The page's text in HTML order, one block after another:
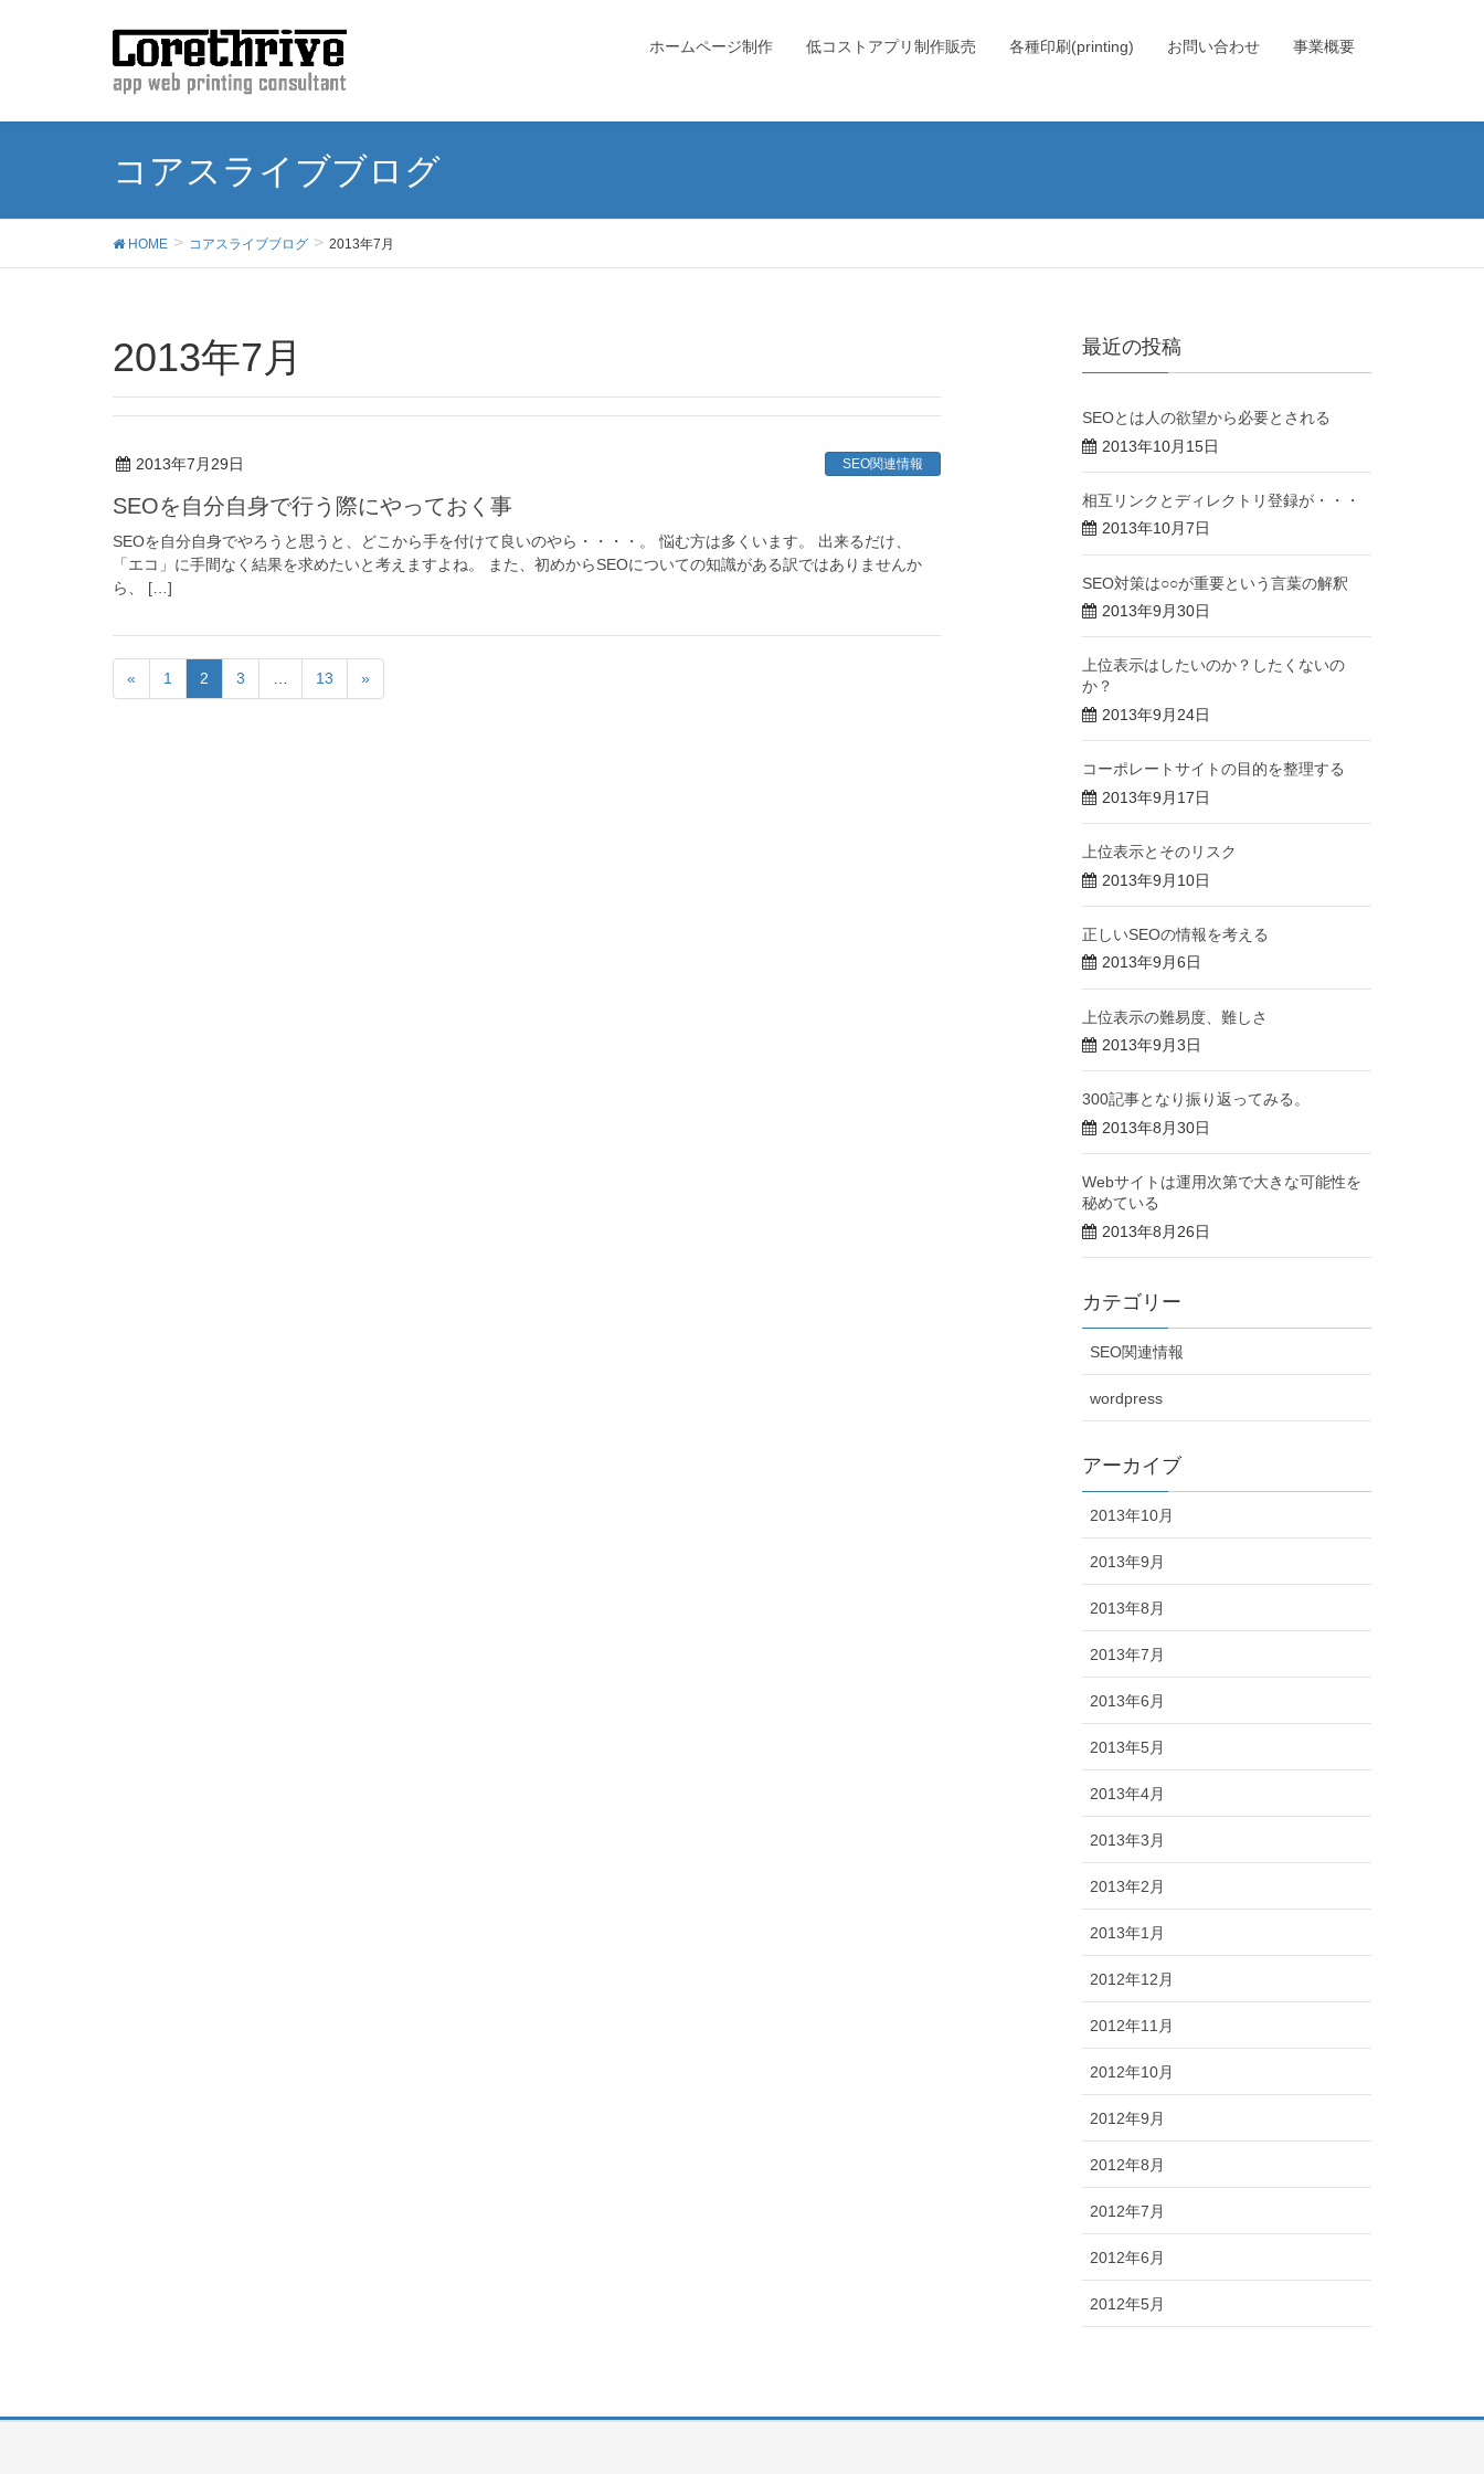
ホームページ制作 低コストアプリ制作販売 各種印刷(printing) お問い合わせ 事業概要
コアスライブブログ
HOME コアスライブブログ 2013年7月
2013年7月
2013年7月29日 SEO関連情報
SEOを自分自身で行う際にやっておく事
SEOを自分自身でやろうと思うと、どこから手を付けて良いのやら・・・・。 悩む方は多くいます。 出来るだけ、
「エコ」に手間なく結果を求めたいと考えますよね。 また、初めからSEOについての知識がある訳ではありませんか
ら、 […]
« 1 2 3 13 »
最近の投稿
SEOとは人の欲望から必要とされる
2013年10月15日
相互リンクとディレクトリ登録が・・・
2013年10月7日
SEO対策は○○が重要という言葉の解釈
2013年9月30日
上位表示はしたいのか？したくないの
か？
2013年9月24日
コーポレートサイトの目的を整理する
2013年9月17日
上位表示とそのリスク
2013年9月10日
正しいSEOの情報を考える
2013年9月6日
上位表示の難易度、難しさ
2013年9月3日
300記事となり振り返ってみる。
2013年8月30日
Webサイトは運用次第で大きな可能性を
秘めている
2013年8月26日
カテゴリー
SEO関連情報
wordpress
アーカイブ
2013年10月
2013年9月
2013年8月
2013年7月
2013年6月
2013年5月
2013年4月
2013年3月
2013年2月
2013年1月
2012年12月
2012年11月
2012年10月
2012年9月
2012年8月
2012年7月
2012年6月
2012年5月